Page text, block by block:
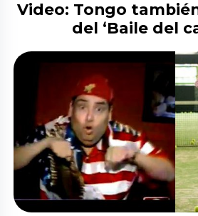
Video: Tongo
del ‘Baile del